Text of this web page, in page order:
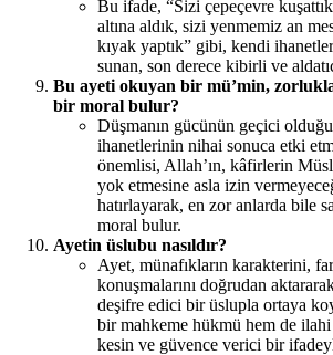
Bu ifade, “Sizi çepeçevre
altına aldık, sizi yenmemiz an
kıyak yaptık” gibi, kendi
sunan, son derece kibirli ve
Bu ayeti okuyan bir mü’min,
bir moral bulur?
Düşmanın gücünün geçici
ihanetlerinin nihai sonuca etki
önemlisi, Allah’ın, kâfirlerin
yok etmesine asla izin
hatırlayarak, en zor anlarda bile
moral bulur.
Ayetin üslubu nasıldır?
Ayet, münafıkların karakterini,
konuşmalarını doğrudan
deşifre edici bir üslupla ortaya
bir mahkeme hükmü hem de
kesin ve güvence verici bir